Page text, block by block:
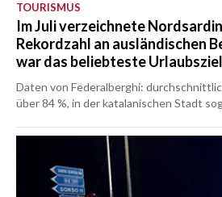
TOURISMUS
Im Juli verzeichnete
Rekordzahl an ausländischen
war das beliebteste
Daten von Federalberghi:
über 84 %, in der katalanischen Stadt